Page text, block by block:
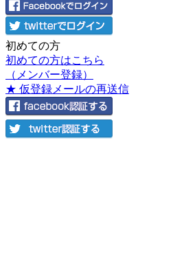
初めての方
初めての方はこちら
（メンバー登録）
★ 仮登録メールの再送信